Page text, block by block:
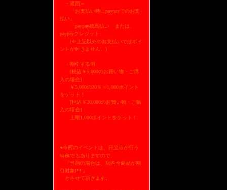
・適用＝
「お支払い時にpaypayでのお支
払い」
「paypay残高払い または、
paypayクレジット」
(※上記以外のお支払いではポイ
ントが付きません。)
・割引する例
[税込￥5,000のお買い物・ご購
入の場合]
￥5,000の20％＝1,000ポイント
をゲット！
[税込￥20,000のお買い物・ご購
入の場合]
上限1,000ポイントをゲット！
●今回のイベントは、日立市が行う
特例でもありますので、
「当店の場合は、店内全商品が割
引対象!!!!!」
とさせて頂きます。